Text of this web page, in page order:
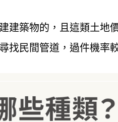
建築物的，且這類土地
找民間管道，過件機率